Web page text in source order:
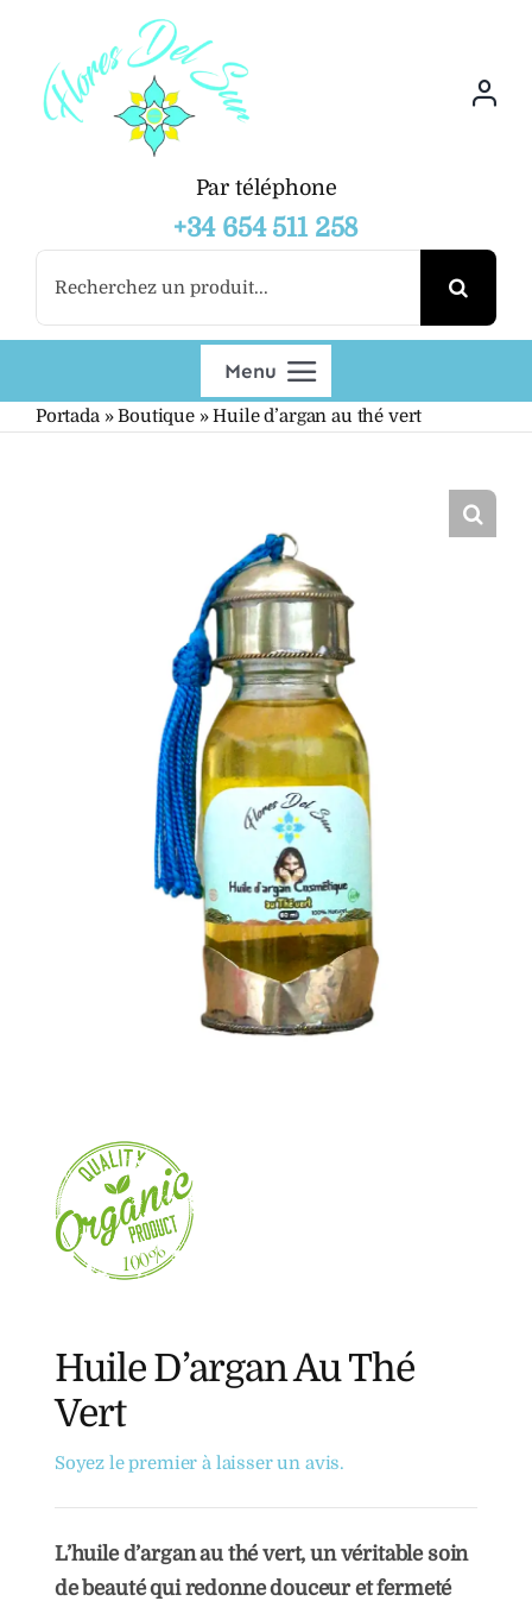
content
Par téléphone
+34 654 511 258
for:
Menu
Boutique
Portada»Boutique»Huile d’argan au thé vert
Huile D’argan Au Thé
Vert
Soyez le premier à laisser un avis.
L’huile d’argan au thé vert, un véritable soin
de beauté qui redonne douceur etfermeté